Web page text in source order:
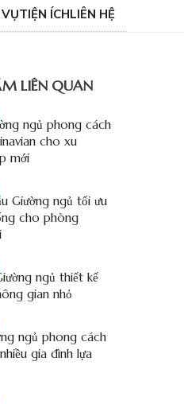
TIỆN ÍCHLIÊN HỆ
LIÊN QUAN
ngủ phong cách
cho xu
mới
Giường ngủ tối ưu
cho phòng
ngủ thiết kế
gian nhỏ
ngủ phong cách
gia đình lựa